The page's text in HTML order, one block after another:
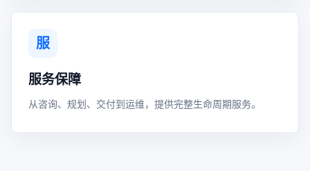
服
服务保障
从咨询、规划、交付到运维，提供完整生命周期服务。